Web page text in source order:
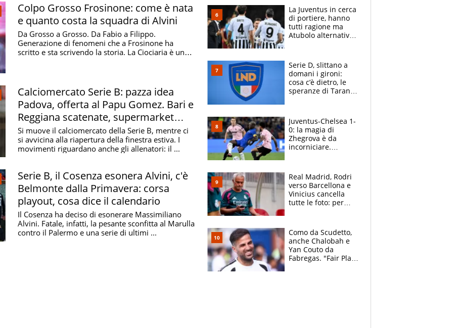
Colpo Grosso Frosinone: come è nata
e quanto costa la squadra di Alvini
Da Grosso a Grosso. Da Fabio a Filippo.
Generazione di fenomeni che a Frosinone ha
scritto e sta scrivendo la storia. La Ciociaria è un
Calciomercato Serie B: pazza idea
Padova, offerta al Papu Gomez. Bari e
Reggiana scatenate, supermarket
Catanzaro
Si muove il calciomercato della Serie B, mentre ci
si avvicina alla riapertura della finestra estiva. I
movimenti riguardano anche gli allenatori: il ...
Serie B, il Cosenza esonera Alvini, c'è
Belmonte dalla Primavera: corsa
playout, cosa dice il calendario
Il Cosenza ha deciso di esonerare Massimiliano
Alvini. Fatale, infatti, la pesante sconfitta al Marulla
contro il Palermo e una serie di ultimi ...
La Juventus in cerca
di portiere, hanno
tutti ragione ma
Atubolo alternativa
rimane Milinkovic-
Savic
Serie D, slittano a
domani i gironi:
cosa c’è dietro, le
speranze di Taranto
Juventus-Chelsea 1-
0: la magia di
Zhegrova è da
incorniciare.
ancora, la porta
inviolata
Real Madrid, Rodri
verso Barcellona e
Vinicius cancella
tutte le foto: per
Como da Scudetto,
anche Chalobah e
Yan Couto da
Fabregas. "Fair Play